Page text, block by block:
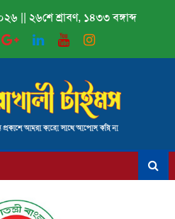
|| ২৬শে শ্রাবণ, ১৪৩৩ বঙ্গাব্দ